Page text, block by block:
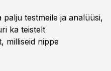
testmeile ja analüüsi,
ka teistelt
milliseid nippe